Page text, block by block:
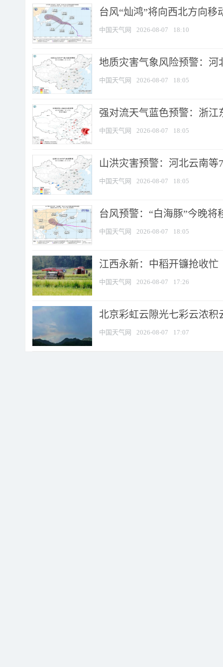
台风“灿鸿”将向西北方向移
中国天气网 2026-08-07 18:10
地质灾害气象风险预警：河
中国天气网 2026-08-07 18:05
强对流天气蓝色预警：浙江
中国天气网 2026-08-07 18:05
山洪灾害预警：河北云南
中国天气网 2026-08-07 18:05
台风预警：“白海豚”今晚将
中国天气网 2026-08-07 18:05
江西永新：中稻开镰抢收忙
中国天气网 2026-08-07 17:26
北京彩虹云隙光七彩云浓积
中国天气网 2026-08-07 17:07